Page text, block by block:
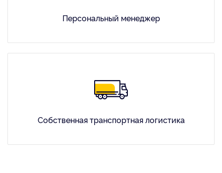
Персональный менеджер
Собственная транспортная логистика